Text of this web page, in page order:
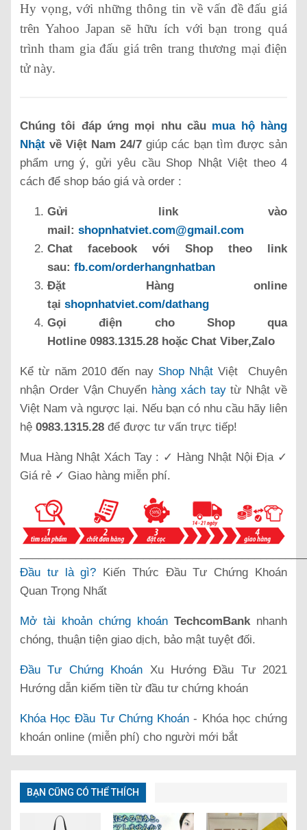
Hy vọng, với những thông tin về vấn đề đấu giá
trên Yahoo Japan sẽ hữu ích với bạn trong quá
trình tham gia đấu giá trên trang thương mại điện
tử này.
Chúng tôi đáp ứng mọi nhu cầu mua hộ hàng
Nhật về Việt Nam 24/7 giúp các bạn tìm được sản
phẩm ưng ý, gửi yêu cầu Shop Nhật Việt theo 4
cách để shop báo giá và order :
Gửi link vào
mail: shopnhatviet.com@gmail.com
Chat facebook với Shop theo link
sau: fb.com/orderhangnhatban
Đặt Hàng online
tại shopnhatviet.com/dathang
Gọi điện cho Shop qua
Hotline 0983.1315.28 hoặc Chat Viber,Zalo
Kể từ năm 2010 đến nay Shop Nhật Việt Chuyên
nhận Order Vận Chuyển hàng xách taytừ Nhật về
Việt Nam và ngược lại. Nếu bạn có nhu cầu hãy liên
hệ 0983.1315.28 để được tư vấn trực tiếp!
Mua Hàng Nhật Xách Tay : ✓ Hàng Nhật Nội Địa ✓
Giá rẻ ✓ Giao hàng miễn phí.
Đầu tư là gì? Kiến Thức Đầu Tư Chứng Khoán
Quan Trọng Nhất
Mở tài khoản chứng khoán TechcomBank nhanh
chóng, thuận tiện giao dịch, bảo mật tuyệt đối.
Đầu Tư Chứng Khoán Xu Hướng Đầu Tư 2021
Hướng dẫn kiếm tiền từ đầu tư chứng khoán
Khóa Học Đầu Tư Chứng Khoán - Khóa học chứng
khoán online (miễn phí) cho người mới bắt
BẠN CŨNG CÓ THỂ THÍCH